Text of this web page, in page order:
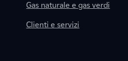
Gas naturale e gas verdi
Clienti e servizi